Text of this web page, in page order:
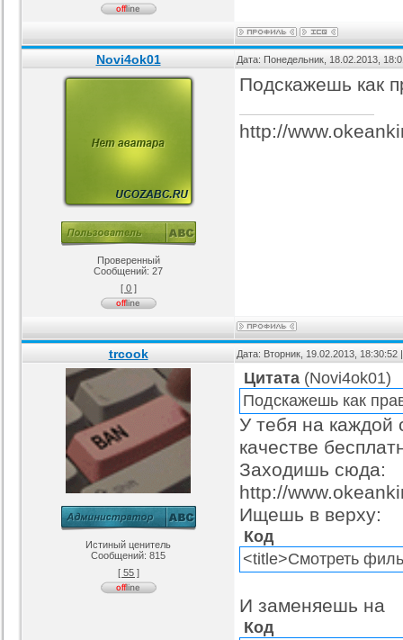
Novi4ok01 Дата: Понедельник, 18.02.2013,
Проверенный
Сообщений: 27
[ 0 ]
Подскажешь как
http://
trcook Дата: Вторник, 19.02.2013,
Истиный ценитель
Сообщений: 815
[ 55 ]
Цитата (Novi4ok01)
Подскажешь как
У тебя на каждой
качестве
Заходишь сюда:
http://
Ищешь в верху:
Код
<title>Смотреть
И заменяешь на
Код